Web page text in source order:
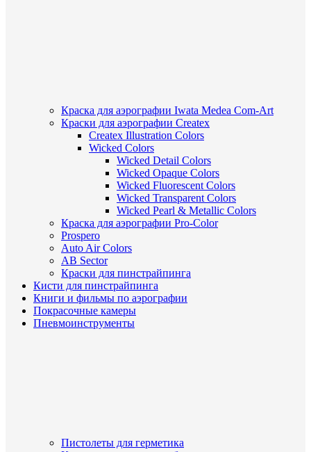
Краска для аэрографии Iwata Medea Com-Art
Краски для аэрографии Createx
Createx Illustration Colors
Wicked Colors
Wicked Detail Colors
Wicked Opaque Colors
Wicked Fluorescent Colors
Wicked Transparent Colors
Wicked Pearl & Metallic Colors
Краска для аэрографии Pro-Color
Prospero
Auto Air Colors
AB Sector
Краски для пинстрайпинга
Кисти для пинстрайпинга
Книги и фильмы по аэрографии
Покрасочные камеры
Пневмоинструменты
Пистолеты для герметика